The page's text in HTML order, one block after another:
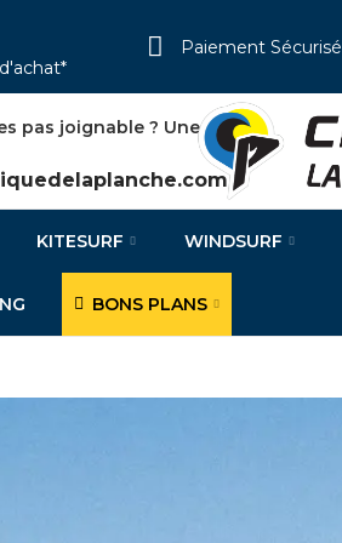
Paiement Sécurisé
pas joignable ? Une
KITESURF WINDSURF
BONS PLANS